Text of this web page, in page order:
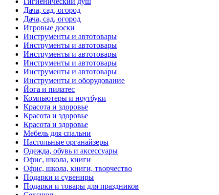
Дача, сад, огород
Дача, сад, огород
Игровые доски
Инструменты и автотовары
Инструменты и автотовары
Инструменты и автотовары
Инструменты и автотовары
Инструменты и автотовары
Инструменты и оборудование
Йога и пилатес
Компьютеры и ноутбуки
Красота и здоровье
Красота и здоровье
Красота и здоровье
Мебель для спальни
Настольные органайзеры
Одежда, обувь и аксессуары
Офис, школа, книги
Офис, школа, книги, творчество
Подарки и сувениры
Подарки и товары для праздников